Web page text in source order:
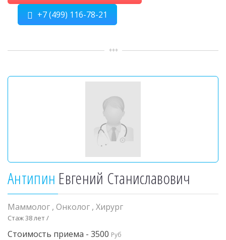
+7 (499) 116-78-21
Антипин Евгений Станиславович
Маммолог , Онколог , Хирург
Стаж 38 лет /
Стоимость приема - 3500 Руб